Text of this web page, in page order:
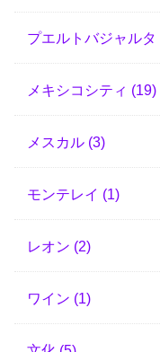
プエルトバジャルタ
メキシコシティ (19)
メスカル (3)
モンテレイ (1)
レオン (2)
ワイン (1)